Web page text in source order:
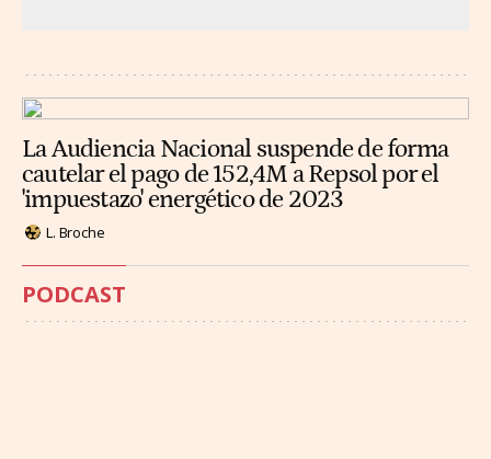
La Audiencia Nacional suspende de forma
cautelar el pago de 152,4M a Repsol por el
'impuestazo' energético de 2023
L. Broche
PODCAST